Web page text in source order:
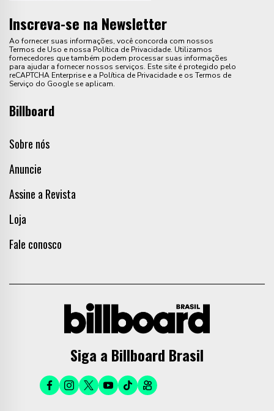
Inscreva-se na Newsletter
Ao fornecer suas informações, você concorda com nossos
Termos de Uso e nossa Política de Privacidade. Utilizamos
fornecedores que também podem processar suas informações
para ajudar a fornecer nossos serviços. Este site é protegido pelo
reCAPTCHA Enterprise e a Política de Privacidade e os Termos de
Serviço do Google se aplicam.
Billboard
Sobre nós
Anuncie
Assine a Revista
Loja
Fale conosco
Siga a Billboard Brasil